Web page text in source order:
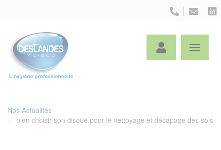
Nos Actualités
bien choisir son disque pour le nettoyage et décapage des sols